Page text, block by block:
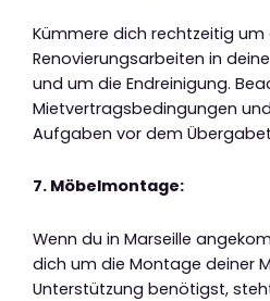
Kümmere dich rechtzeitig um
Renovierungsarbeiten in
und um die Endreinigung.
Mietvertragsbedingungen
Aufgaben vor dem
7. Möbelmontage:
Wenn du in Marseille
dich um die Montage deiner
Unterstützung benötigst,